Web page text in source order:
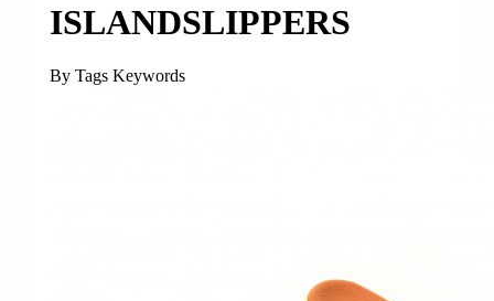
ISLANDSLIPPERS
By Tags Keywords